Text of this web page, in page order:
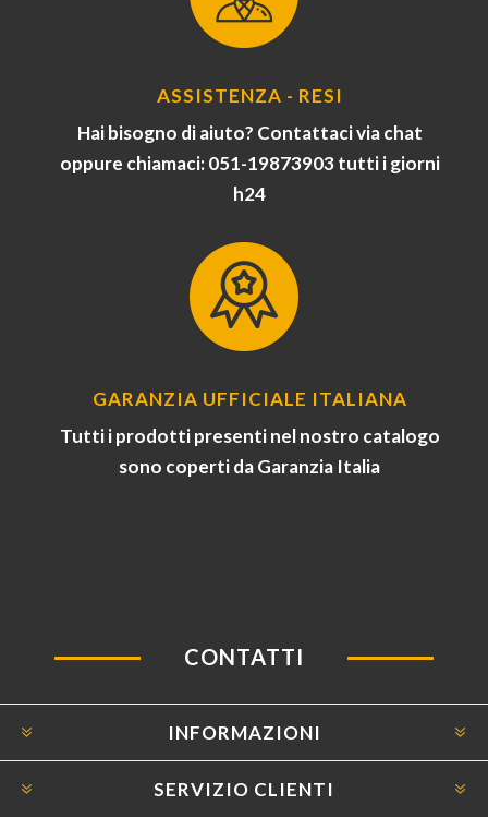
ASSISTENZA - RESI
Hai bisogno di aiuto? Contattaci via chat
oppure chiamaci: 051-19873903 tutti i giorni
h24
GARANZIA UFFICIALE ITALIANA
Tutti i prodotti presenti nel nostro catalogo
sono coperti da Garanzia Italia
CONTATTI
INFORMAZIONI
SERVIZIO CLIENTI